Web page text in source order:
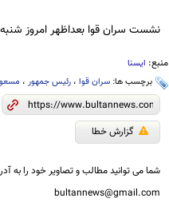
نشست سران قوا بعداظهر امروز شنبه(۱۹ آبان ماه) به
منبع: ایسنا
برچسب ها: سران قوا، رئیس جمهور،
گزارش خطا
شما می توانید مطالب و تصاویر خود را به
bultannews@gmail.com